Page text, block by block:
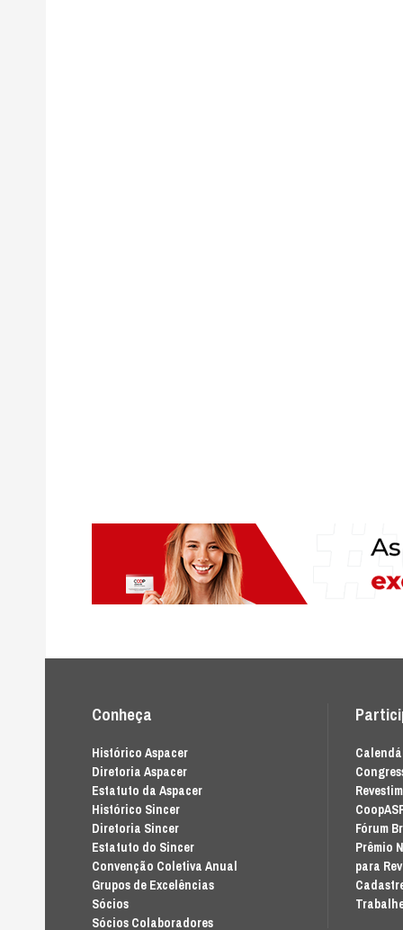
Conheça
Histórico Aspacer
Diretoria Aspacer
Estatuto da Aspacer
Histórico Sincer
Diretoria Sincer
Estatuto do Sincer
Convenção Coletiva Anual
Grupos de Excelências
Sócios
Sócios Colaboradores
Fórum
Prêmio
para